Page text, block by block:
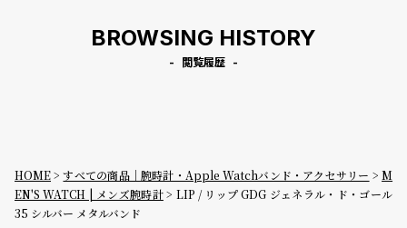
BROWSING HISTORY
閲覧履歴
HOME すべての商品｜腕時計・Apple Watchバンド・アクセサリー
M
EN'S WATCH | メンズ腕時計
LIP / リップ GDG ジェネラル・ド・ゴール
35 シルバー メタルバンド